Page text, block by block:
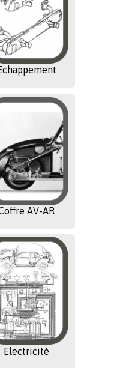
AV-AR
Electricité